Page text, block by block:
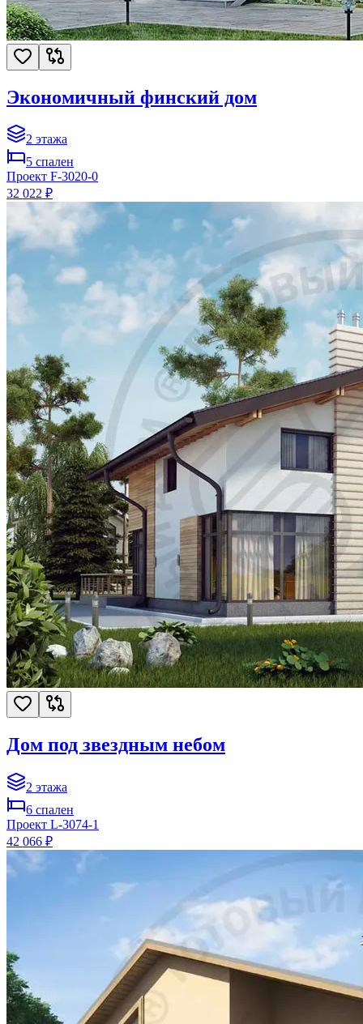
Экономичный финский дом
2 этажа
5 спален
Проект F-3020-0
32 022 ₽
Дом под звездным небом
2 этажа
6 спален
Проект L-3074-1
42 066 ₽